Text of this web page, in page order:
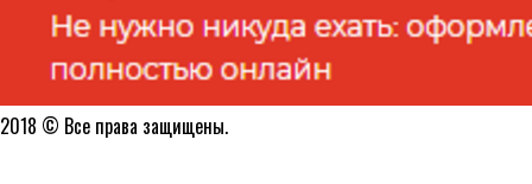
2018 © Все права защищены.